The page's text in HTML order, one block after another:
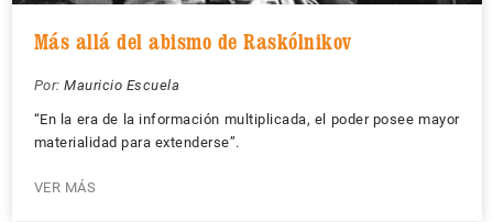
Más allá del abismo de Raskólnikov
Por: Mauricio Escuela
“En la era de la información multiplicada, el poder posee mayor
materialidad para extenderse”.
VER MÁS